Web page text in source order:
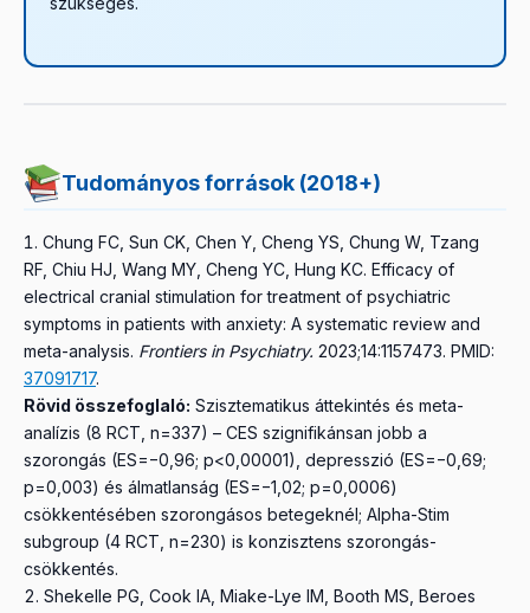
Tudományos források (2018+)
Chung FC, Sun CK, Chen Y, Cheng YS, Chung W, Tzang
RF, Chiu HJ, Wang MY, Cheng YC, Hung KC. Efficacy of
electrical cranial stimulation for treatment of psychiatric
symptoms in patients with anxiety: A systematic review and
meta-analysis. Frontiers in Psychiatry. 2023;14:1157473. PMID:
37091717.
Rövid összefoglaló: Szisztematikus áttekintés és meta-
analízis (8 RCT, n=337) – CES szignifikánsan jobb a
szorongás (ES=−0,96; p<0,00001), depresszió (ES=−0,69;
p=0,003) és álmatlanság (ES=−1,02; p=0,0006)
csökkentésében szorongásos betegeknél; Alpha-Stim
subgroup (4 RCT, n=230) is konzisztens szorongás-
csökkentés.
Shekelle PG, Cook IA, Miake-Lye IM, Booth MS, Beroes